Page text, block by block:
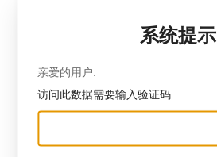
系统提示
亲爱的用户:
访问此数据需要输入验证码